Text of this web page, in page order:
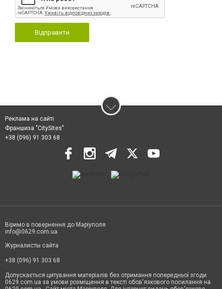
Відправити
Реклама на сайті
Франшиза "CitySites"
+38 (096) 91 303 68
Віримо в повернення до Маріуполя
info@0629.com.ua
Журналисты сайта
+38 (096) 91 303 68
Допускається цитування матеріалів без отримання попередньої згоди
0629.com.ua за умови розміщення в тексті обов'язкового посилання на